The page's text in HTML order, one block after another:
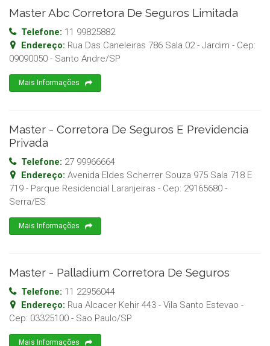
Master Abc Corretora De Seguros Limitada
Telefone: 11 99825882
Endereço: Rua Das Caneleiras 786 Sala 02 - Jardim - Cep:
09090050 - Santo Andre/SP
Mais Informações
Master - Corretora De Seguros E Previdencia
Privada
Telefone: 27 99966664
Endereço: Avenida Eldes Scherrer Souza 975 Sala 718 E
719 - Parque Residencial Laranjeiras - Cep: 29165680 -
Serra/ES
Mais Informações
Master - Palladium Corretora De Seguros
Telefone: 11 22956044
Endereço: Rua Alcacer Kehir 443 - Vila Santo Estevao -
Cep: 03325100 - Sao Paulo/SP
Mais Informações